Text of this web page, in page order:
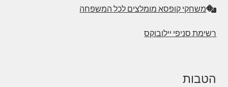
משחקי קופסא מומלצים לכל המשפחה
רשימת סניפי יילובוקס
הטבות